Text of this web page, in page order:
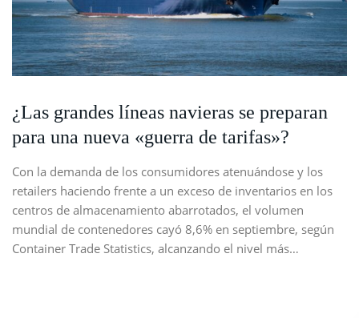
¿Las grandes líneas navieras se preparan
para una nueva «guerra de tarifas»?
Con la demanda de los consumidores atenuándose y los
retailers haciendo frente a un exceso de inventarios en los
centros de almacenamiento abarrotados, el volumen
mundial de contenedores cayó 8,6% en septiembre, según
Container Trade Statistics, alcanzando el nivel más…